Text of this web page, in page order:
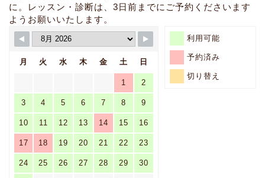
に。レッスン・診断は、3日前までにご予約くださいます
ようお願いいたします。
利用可能
予約済み
切り替え
月 火 水 木 金 土 日
1 2
3 4 5 6 7 8 9
10 11 12 13 14 15 16
17 18 19 20 21 22 23
24 25 26 27 28 29 30
ト相談など】
出張着付け・・・【簡単
なヘアセットいたしま
す・車いす着付け・ドレ
ス着付けもできます】
グループレッスン・・・
【お友達と一緒に楽しく
グループ診断や着付けグ
ループレッスンを受けた
い方】また、呉服店さま
催事や着付け教室様のイ